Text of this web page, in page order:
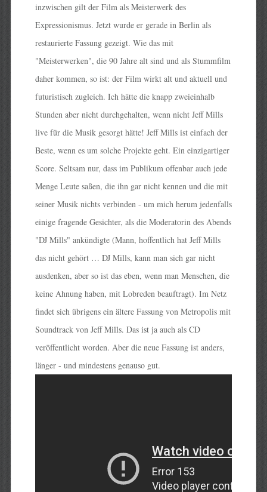
inzwischen gilt der Film als Meisterwerk des
Expressionismus. Jetzt wurde er gerade in Berlin als
restaurierte Fassung gezeigt. Wie das mit
"Meisterwerken", die 90 Jahre alt sind und als Stummfilm
daher kommen, so ist: der Film wirkt alt und aktuell und
futuristisch zugleich. Ich hätte die knapp zweieinhalb
Stunden aber nicht durchgehalten, wenn nicht Jeff Mills
live für die Musik gesorgt hätte! Jeff Mills ist einfach der
Beste, wenn es um solche Projekte geht. Ein einzigartiger
Score. Seltsam nur, dass im Publikum offenbar auch jede
Menge Leute saßen, die ihn gar nicht kennen und die mit
seiner Musik nichts verbinden - um mich herum jedenfalls
einige fragende Gesichter, als die Moderatorin des Abends
"DJ Mills" ankündigte (Mann, hoffentlich hat Jeff Mills
das nicht gehört … DJ Mills, kann man sich gar nicht
ausdenken, aber so ist das eben, wenn man Menschen, die
keine Ahnung haben, mit Lobreden beauftragt). Im Netz
findet sich übrigens ein ältere Fassung von Metropolis mit
Soundtrack von Jeff Mills. Das ist ja auch als CD
veröffentlicht worden. Aber die neue Fassung ist anders,
länger - und mindestens genauso gut.